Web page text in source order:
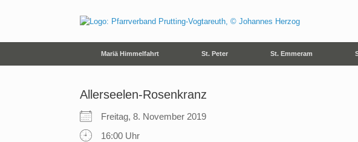
Mariä Himmelfahrt St. Peter St. Emmeram
Allerseelen-Rosenkranz
Freitag, 8. November 2019
16:00 Uhr